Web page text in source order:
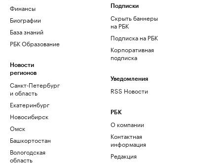
Финансы
Биографии
База знаний
РБК Образование
Новости
регионов
Санкт-Петербург
и область
Екатеринбург
Новосибирск
Омск
Башкортостан
Вологодская
область
Подписки
Скрыть баннеры
на РБК
Подписка на РБК
Корпоративная
подписка
Уведомления
RSS Новости
РБК
О компании
Контактная
информация
Редакция